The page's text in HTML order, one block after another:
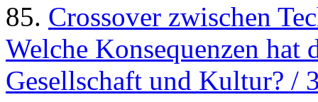
85. Crossover zwischen
Welche Konsequenzen hat
Gesellschaft und Kultur? /